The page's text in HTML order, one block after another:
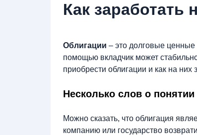
Как заработать
Облигации – это долговые
помощью вкладчик может
приобрести облигации и как на них
Несколько слов о понятии
Можно сказать, что облигация
компанию или государство